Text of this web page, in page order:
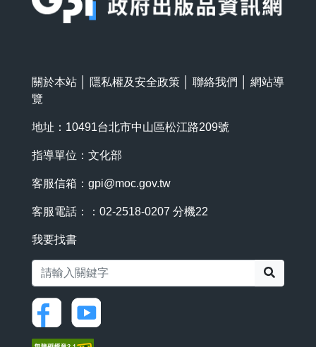
關於本站 隱私權及安全政策 聯絡我們
網站導
覽
地址：10491台北市中山區松江路209號
指導單位：文化部
客服信箱： gpi@moc.gov.tw
客服電話：：02-2518-0207 分機22
我要找書